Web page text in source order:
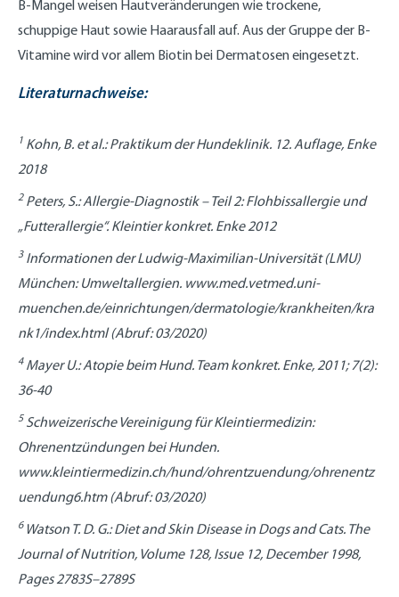
B-Mangel weisen Hautveränderungen wie trockene,
schuppige Haut sowie Haarausfall auf. Aus der Gruppe der B-
Vitamine wird vor allem Biotin bei Dermatosen eingesetzt.
Literaturnachweise:
1 Kohn, B. et al.: Praktikum der Hundeklinik. 12. Auflage, Enke
2018
2Peters, S.: Allergie-Diagnostik – Teil 2: Flohbissallergie und
„Futterallergie“. Kleintier konkret. Enke 2012
3Informationen der Ludwig-Maximilian-Universität (LMU)
München: Umweltallergien. www.med.vetmed.uni-
muenchen.de/einrichtungen/dermatologie/krankheiten/kra
nk1/index.html (Abruf: 03/2020)
4Mayer U.: Atopie beim Hund. Team konkret. Enke, 2011; 7(2):
36-40
5 Schweizerische Vereinigung für Kleintiermedizin:
Ohrenentzündungen bei Hunden.
www.kleintiermedizin.ch/hund/ohrentzuendung/ohrenentz
uendung6.htm (Abruf: 03/2020)
6Watson T. D. G.: Diet and Skin Disease in Dogs and Cats. The
Journal of Nutrition, Volume 128, Issue 12, December 1998,
Pages 2783S–2789S